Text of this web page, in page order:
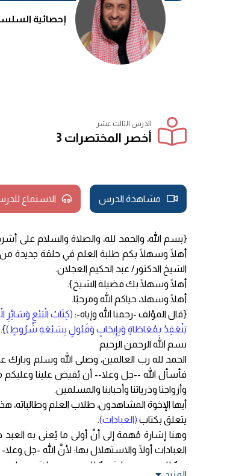
إحصائية
الدرس الثالث عشر
أخصر المختصرات 3
مشاهدة الدرس الاستماع
{بسم الله، والحمد لله، والصلاة والسلام على
أهلًا وسهلًا بكم طلبة العلم في حلقة جديدة من
الشيخ الدكتور/ عبد الحكيم العجلان.
أهلًا وسهلًا بك فضيلة الشيخ}.
أهلًا وسهلا، حياكم الله ومرحبًا.
{قال المؤلف -رحمنا الله وإياه-: (كِتَابُ الْبَيْعِ وَسَائِرِ
يَنْعَقِدُ بِمُعَاطَاةٍ وَبِإِيجَابٍ وَقَبُولٍ بِسَبْعَةِ شُرُوطٍ)}.
بسم الله الرحمن الرحيم
الحمد لله رب العالمين، وصلى الله وسلم وبارك
فأسأل الله --جل وعلا-- أن يُفيض علينا وعليكم
وأزواجنا وذرياتنا وأحبابنا والمسلمين.
أيها الإخوة المشاهدون، طلاب العلم
يتعلق بكتاب (العبادات).
وهنا إشارة مُهمة إلى أنَّ أولى ما يُعنى به
العبادات أولًا والاستهلال بها؛ لأنَّ الله -جل وعلا-
وبدٌ للعبد من عبادة، بدٌ للعبد من صلاة